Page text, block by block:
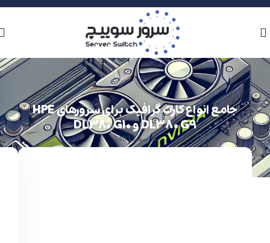
جامع انواع کارت گرافیک برای سرورهای HPE
DL380 G9 و DL380 G10
8 اسفند 1403